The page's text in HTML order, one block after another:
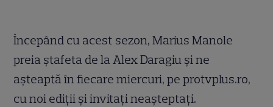
Începând cu acest sezon, Marius Manole
preia ștafeta de la Alex Daragiu și ne
așteaptă în fiecare miercuri, pe protvplus.ro,
cu noi ediții și invitați neașteptați.